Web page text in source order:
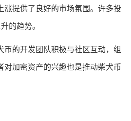
涨提供了良好的市场氛围。许多投
的趋势。
的开发团队积极与社区互动，组
加密资产的兴趣也是推动柴犬币